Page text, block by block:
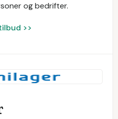
og bedrifter.
>>